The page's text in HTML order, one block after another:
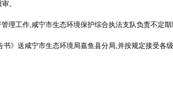
。
理工作,咸宁市生态环境保护综合执法支队负责不定期
》送咸宁市生态环境局嘉鱼县分局,并按规定接受各